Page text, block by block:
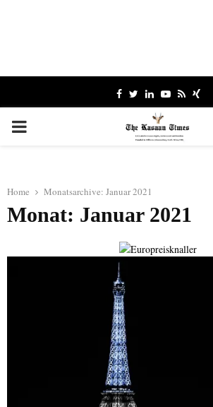
Facebook
TwitterLinkedinYoutube
RssXing
PRIMARY
Home Monatsarchive: Januar 2021
Monat: Januar 2021